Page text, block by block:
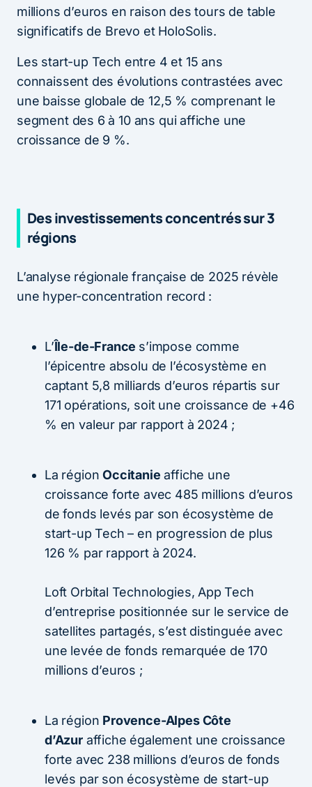
millions d’euros en raison des tours de table
significatifs de Brevo et HoloSolis.
Les start-up Tech entre 4 et 15 ans
connaissent des évolutions contrastées avec
une baisse globale de 12,5 % comprenant le
segment des 6 à 10 ans qui affiche une
croissance de 9 %.
Des investissements concentrés sur 3
régions
L’analyse régionale française de 2025 révèle
une hyper-concentration record :
L’Île-de-France s’impose comme
l’épicentre absolu de l’écosystème en
captant 5,8 milliards d’euros répartis sur
171 opérations, soit une croissance de +46
% en valeur par rapport à 2024 ;
La régionOccitanie affiche une
croissance forte avec 485 millions d’euros
de fonds levés par son écosystème de
start-up Tech – en progression de plus
126 % par rapport à 2024.
Loft Orbital Technologies, App Tech
d’entreprise positionnée sur le service de
satellites partagés, s’est distinguée avec
une levée de fonds remarquée de 170
millions d’euros ;
La région Provence-Alpes Côte
d’Azuraffiche également une croissance
forte avec 238 millions d’euros de fonds
levés par son écosystème de start-up